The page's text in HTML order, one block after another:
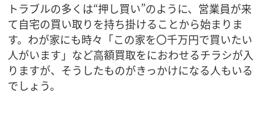
トラブルの多くは“押し買い”のように、営業員が来
て自宅の買い取りを持ち掛けることから始まりま
す。わが家にも時々「この家を〇千万円で買いたい
人がいます」など高額買取をにおわせるチラシが入
りますが、そうしたものがきっかけになる人もいる
でしょう。